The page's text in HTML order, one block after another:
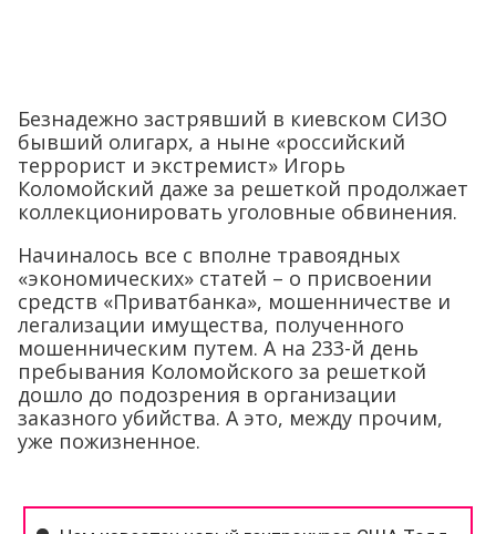
Безнадежно застрявший в киевском СИЗО
бывший олигарх, а ныне «российский
террорист и экстремист» Игорь
Коломойский даже за решеткой продолжает
коллекционировать уголовные обвинения.
Начиналось все с вполне травоядных
«экономических» статей – о присвоении
средств «Приватбанка», мошенничестве и
легализации имущества, полученного
мошенническим путем. А на 233-й день
пребывания Коломойского за решеткой
дошло до подозрения в организации
заказного убийства. А это, между прочим,
уже пожизненное.